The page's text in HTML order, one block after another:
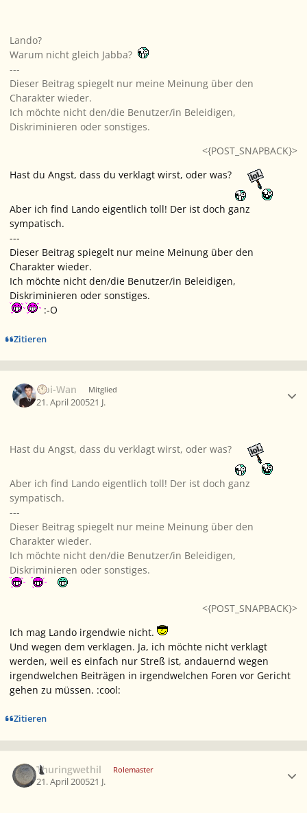
Lando?
Warum nicht gleich Jabba?
---
Dieser Beitrag spiegelt nur meine Meinung über den
Charakter wieder.
Ich möchte nicht den/die Benutzer/in Beleidigen,
Diskriminieren oder sonstiges.
<{POST_SNAPBACK}>
Hast du Angst, dass du verklagt wirst, oder was?
Aber ich find Lando eigentlich toll! Der ist doch ganz
sympatisch.
---
Dieser Beitrag spiegelt nur meine Meinung über den
Charakter wieder.
Ich möchte nicht den/die Benutzer/in Beleidigen,
Diskriminieren oder sonstiges.
:-O
Zitieren
Obi-Wan Mitglied
21. April 200521 J.
Hast du Angst, dass du verklagt wirst, oder was?
Aber ich find Lando eigentlich toll! Der ist doch ganz
sympatisch.
---
Dieser Beitrag spiegelt nur meine Meinung über den
Charakter wieder.
Ich möchte nicht den/die Benutzer/in Beleidigen,
Diskriminieren oder sonstiges.
<{POST_SNAPBACK}>
Ich mag Lando irgendwie nicht.
Und wegen dem verklagen. Ja, ich möchte nicht verklagt
werden, weil es einfach nur Streß ist, andauernd wegen
irgendwelchen Beiträgen in irgendwelchen Foren vor Gericht
gehen zu müssen. :cool:
Zitieren
Thuringwethil Rolemaster
21. April 200521 J.